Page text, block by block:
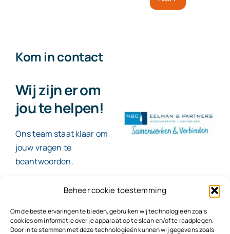
Beheer cookie toestemming
Om de beste ervaringen te bieden, gebruiken wij technologieën zoals
cookies om informatie over je apparaat op te slaan en/of te raadplegen.
Door in te stemmen met deze technologieën kunnen wij gegevens zoals
Kom in contact
Wij zijn er om
jou te helpen!
Ons team staat klaar om
jouw vragen te
beantwoorden.
Contact